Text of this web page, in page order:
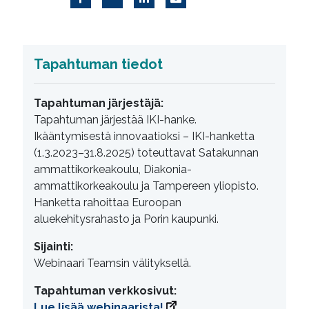
Tapahtuman tiedot
Tapahtuman järjestäjä:
Tapahtuman järjestää IKI-hanke.
Ikääntymisestä innovaatioksi – IKI-hanketta
(1.3.2023–31.8.2025) toteuttavat Satakunnan
ammattikorkeakoulu, Diakonia-
ammattikorkeakoulu ja Tampereen yliopisto.
Hanketta rahoittaa Euroopan
aluekehitysrahasto ja Porin kaupunki.
Sijainti:
Webinaari Teamsin välityksellä.
Tapahtuman verkkosivut: